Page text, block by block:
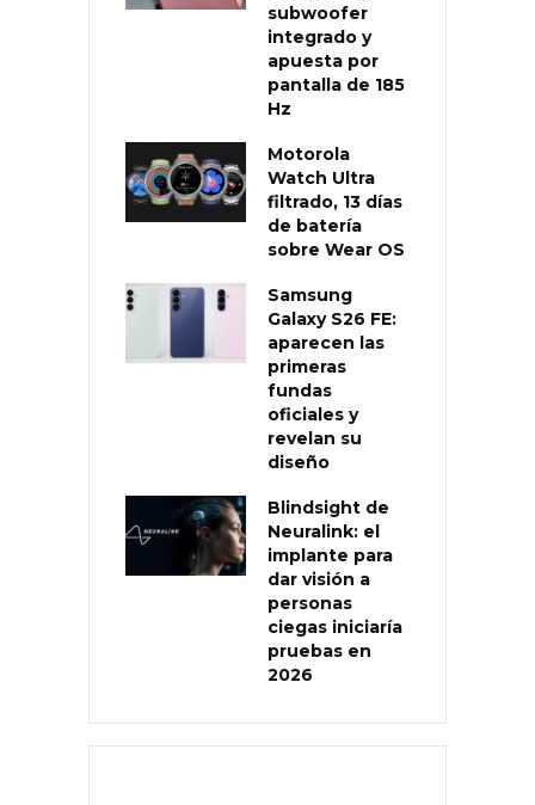
subwoofer
integrado y
apuesta por
pantalla de 185
Hz
Motorola
Watch Ultra
filtrado, 13 días
de batería
sobre Wear OS
Samsung
Galaxy S26 FE:
aparecen las
primeras
fundas
oficiales y
revelan su
diseño
Blindsight de
Neuralink: el
implante para
dar visión a
personas
ciegas iniciaría
pruebas en
2026